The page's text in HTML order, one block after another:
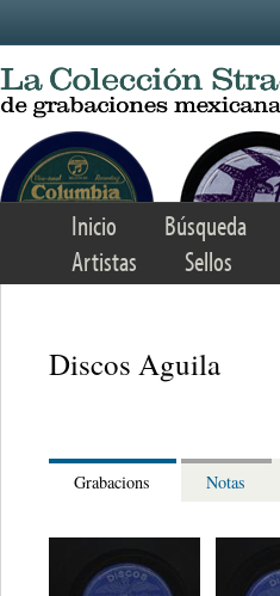
Inicio Búsqueda
Artistas
Sellos
Discos Aguila
Grabacions Notas